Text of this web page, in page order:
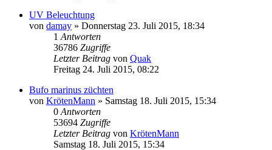
UV Beleuchtung
von damay » Donnerstag 23. Juli 2015, 18:34
1 Antworten
36786 Zugriffe
Letzter Beitrag von Quak
Freitag 24. Juli 2015, 08:22
Bufo marinus züchten
von KrötenMann » Samstag 18. Juli 2015, 15:34
0 Antworten
53694 Zugriffe
Letzter Beitrag von KrötenMann
Samstag 18. Juli 2015, 15:34